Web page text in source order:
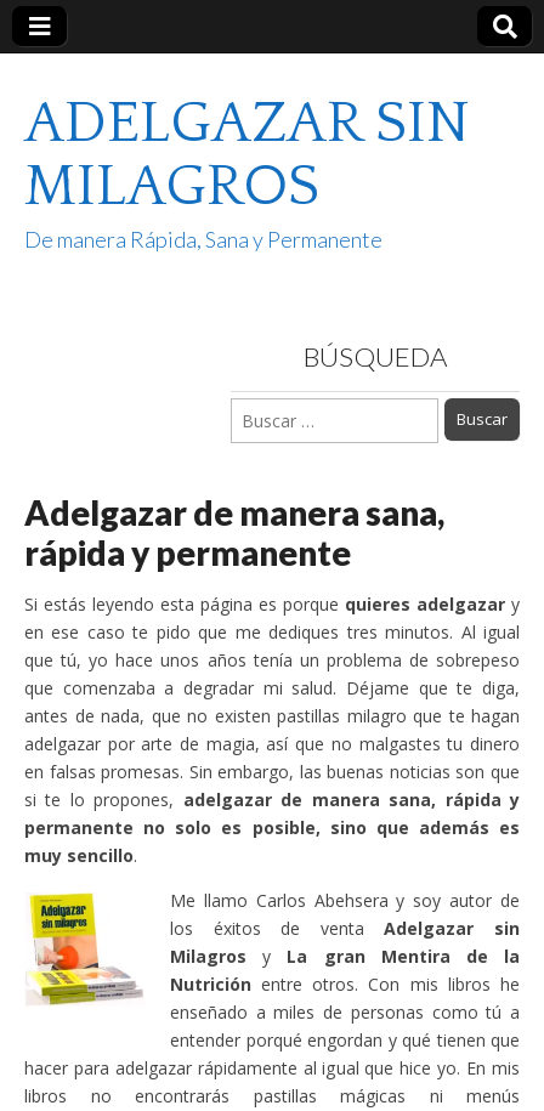
ADELGAZAR SIN
MILAGROS
De manera Rápida, Sana y Permanente
BÚSQUEDA
Buscar:
Adelgazar de manera sana,
rápida y permanente
Si estás leyendo esta página es porque quieres adelgazar y
en ese caso te pido que me dediques tres minutos. Al igual
que tú, yo hace unos años tenía un problema de sobrepeso
que comenzaba a degradar mi salud. Déjame que te diga,
antes de nada, que no existen pastillas milagro que te hagan
adelgazar por arte de magia, así que no malgastes tu dinero
en falsas promesas. Sin embargo, las buenas noticias son que
si te lo propones, adelgazar de manera sana, rápida y
permanente no solo es posible, sino que además es
muy sencillo.
Me llamo Carlos Abehsera y soy autor de
los éxitos de ventaAdelgazar sin
Milagros y La gran Mentira de la
Nutrición entre otros. Con mis libros he
enseñado a miles de personas como tú a
entender porqué engordan y qué tienen que
hacer para adelgazar rápidamente al igual que hice yo. En mis
libros no encontrarás pastillas mágicas ni menús